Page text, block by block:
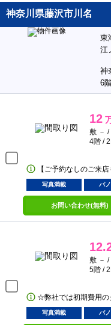
神奈川県藤沢市川名
東
江
神
6
12
敷 － /
4階 /
【ご予約なしのご来
写真満載 パ
お問い合わせ(無料)
敷 － /
5階 /
☆弊社では初期費用の
写真満載 パ